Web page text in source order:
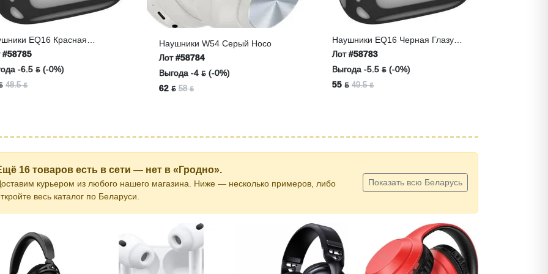
EQ16 Красная
Hoco
#58785
-6.5 ƃ (-0%)
48.5 ƃ
Наушники W54 Серый Hoco
Лот#58784
Выгода -4 ƃ (-0%)
62 ƃ 58 ƃ
Наушники EQ16 Черная Глазурь
Hoco
Лот#58783
Выгода -5.5 ƃ (-0%)
55 ƃ 49.5 ƃ
16 товаров есть в сети — нет в «Гродно».
курьером из любого нашего магазина. Ниже — несколько примеров, либо
весь каталог по Беларуси.
Показать всю Беларусь